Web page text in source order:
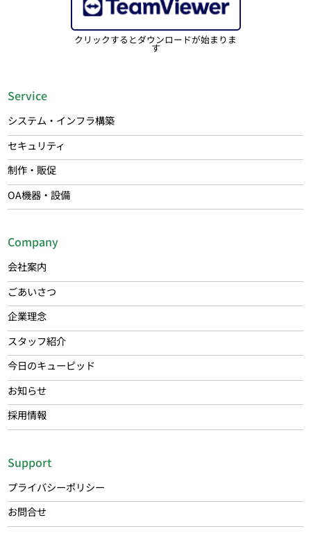
クリックするとダウンロードが始まりま
す
Service
システム・インフラ構築
セキュリティ
制作・販促
OA機器・設備
Company
会社案内
ごあいさつ
企業理念
スタッフ紹介
今日のキューピッド
お知らせ
採用情報
Support
プライバシーポリシー
お問合せ